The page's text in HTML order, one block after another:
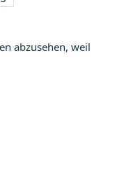
abzusehen, weil